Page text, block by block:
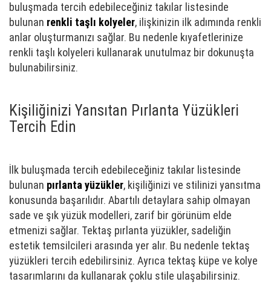
buluşmada tercih edebileceğiniz takılar listesinde
bulunan renkli taşlı kolyeler, ilişkinizin ilk adımında renkli
anlar oluşturmanızı sağlar. Bu nedenle kıyafetlerinize
renkli taşlı kolyeleri kullanarak unutulmaz bir dokunuşta
bulunabilirsiniz.
Kişiliğinizi Yansıtan Pırlanta Yüzükleri
Tercih Edin
İlk buluşmada tercih edebileceğiniz takılar listesinde
bulunan pırlanta yüzükler, kişiliğinizi ve stilinizi yansıtma
konusunda başarılıdır. Abartılı detaylara sahip olmayan
sade ve şık yüzük modelleri, zarif bir görünüm elde
etmenizi sağlar. Tektaş pırlanta yüzükler, sadeliğin
estetik temsilcileri arasında yer alır. Bu nedenle tektaş
yüzükleri tercih edebilirsiniz. Ayrıca tektaş küpe ve kolye
tasarımlarını da kullanarak çoklu stile ulaşabilirsiniz.